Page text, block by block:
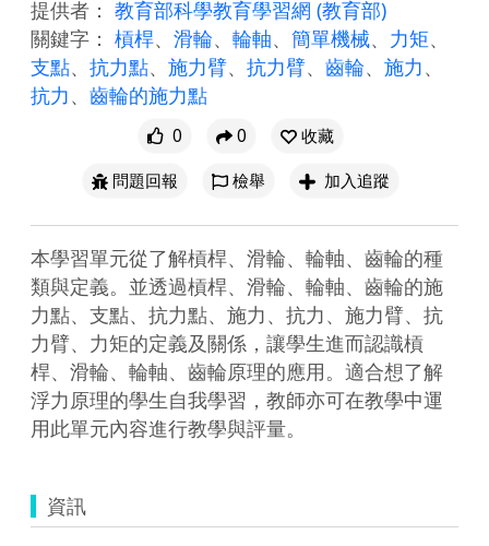
提供者： 教育部科學教育學習網 (教育部)
關鍵字： 槓桿、 滑輪、 輪軸、 簡單機械、 力矩、
支點、 抗力點、 施力臂、 抗力臂、 齒輪、 施力、
抗力、 齒輪的施力點
0 0
收藏
問題回報
檢舉 加入追蹤
本學習單元從了解槓桿、滑輪、輪軸、齒輪的種
類與定義。並透過槓桿、滑輪、輪軸、齒輪的施
力點、支點、抗力點、施力、抗力、施力臂、抗
力臂、力矩的定義及關係，讓學生進而認識槓
桿、滑輪、輪軸、齒輪原理的應用。適合想了解
浮力原理的學生自我學習，教師亦可在教學中運
用此單元內容進行教學與評量。
資訊